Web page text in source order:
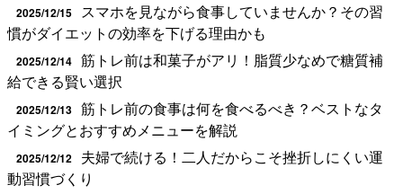
2025/12/15
スマホを見ながら食事していませんか？その習
慣がダイエットの効率を下げる理由かも
2025/12/14 筋トレ前は和菓子がアリ！脂質少なめで糖質補
給できる賢い選択
2025/12/13 筋トレ前の食事は何を食べるべき？ベストなタ
イミングとおすすめメニューを解説
2025/12/12
夫婦で続ける！二人だからこそ挫折しにくい運
動習慣づくり